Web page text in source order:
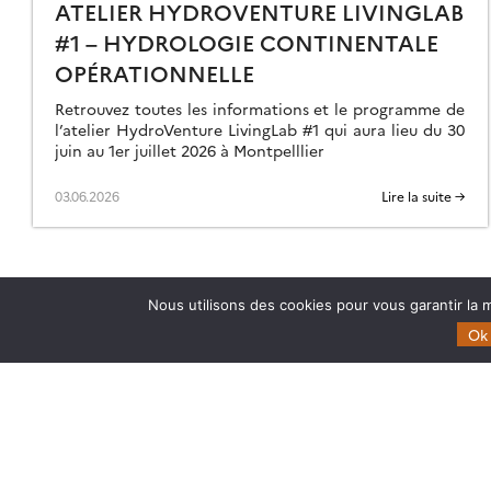
ATELIER HYDROVENTURE LIVINGLAB
#1 – HYDROLOGIE CONTINENTALE
OPÉRATIONNELLE
Retrouvez toutes les informations et le programme de
l’atelier HydroVenture LivingLab #1 qui aura lieu du 30
juin au 1er juillet 2026 à Montpelllier
03.06.2026 Lire la suite →
Theia Domaines d’expertise
Nous utilisons des cookies pour vous garantir
Ok